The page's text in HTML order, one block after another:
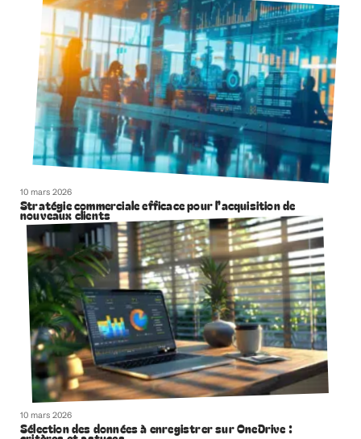
10 mars 2026
Stratégie commerciale efficace pour l’acquisition de
nouveaux clients
10 mars 2026
Sélection des données à enregistrer sur OneDrive :